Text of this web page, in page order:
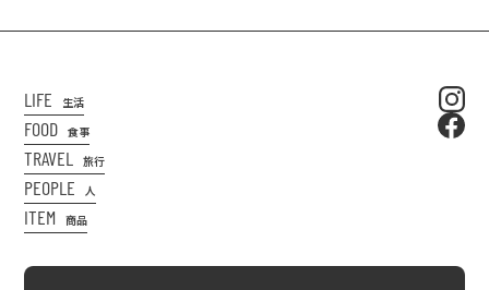
LIFE 生活
FOOD 食事
TRAVEL 旅行
PEOPLE 人
ITEM 商品